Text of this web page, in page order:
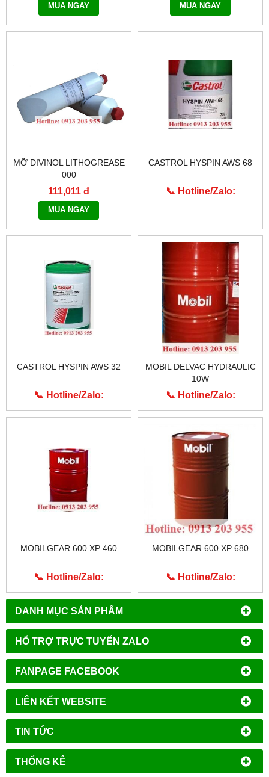
DANH MỤC SẢN PHẨM
HỔ TRỢ TRỰC TUYẾN ZALO
FANPAGE FACEBOOK
LIÊN KẾT WEBSITE
TIN TỨC
THỐNG KÊ
MUA NGAY MUA NGAY
MỠ DIVINOL LITHOGREASE
000
111,011 đ
MUA NGAY
CASTROL HYSPIN AWS 68
📞 Hotline/Zalo:
CASTROL HYSPIN AWS 32
📞 Hotline/Zalo:
0913.203.955
MOBIL DELVAC HYDRAULIC
10W
📞 Hotline/Zalo:
0913.203.955
MOBILGEAR 600 XP 460
📞 Hotline/Zalo:
0913.203.955
MOBILGEAR 600 XP 680
📞 Hotline/Zalo:
0913.203.955